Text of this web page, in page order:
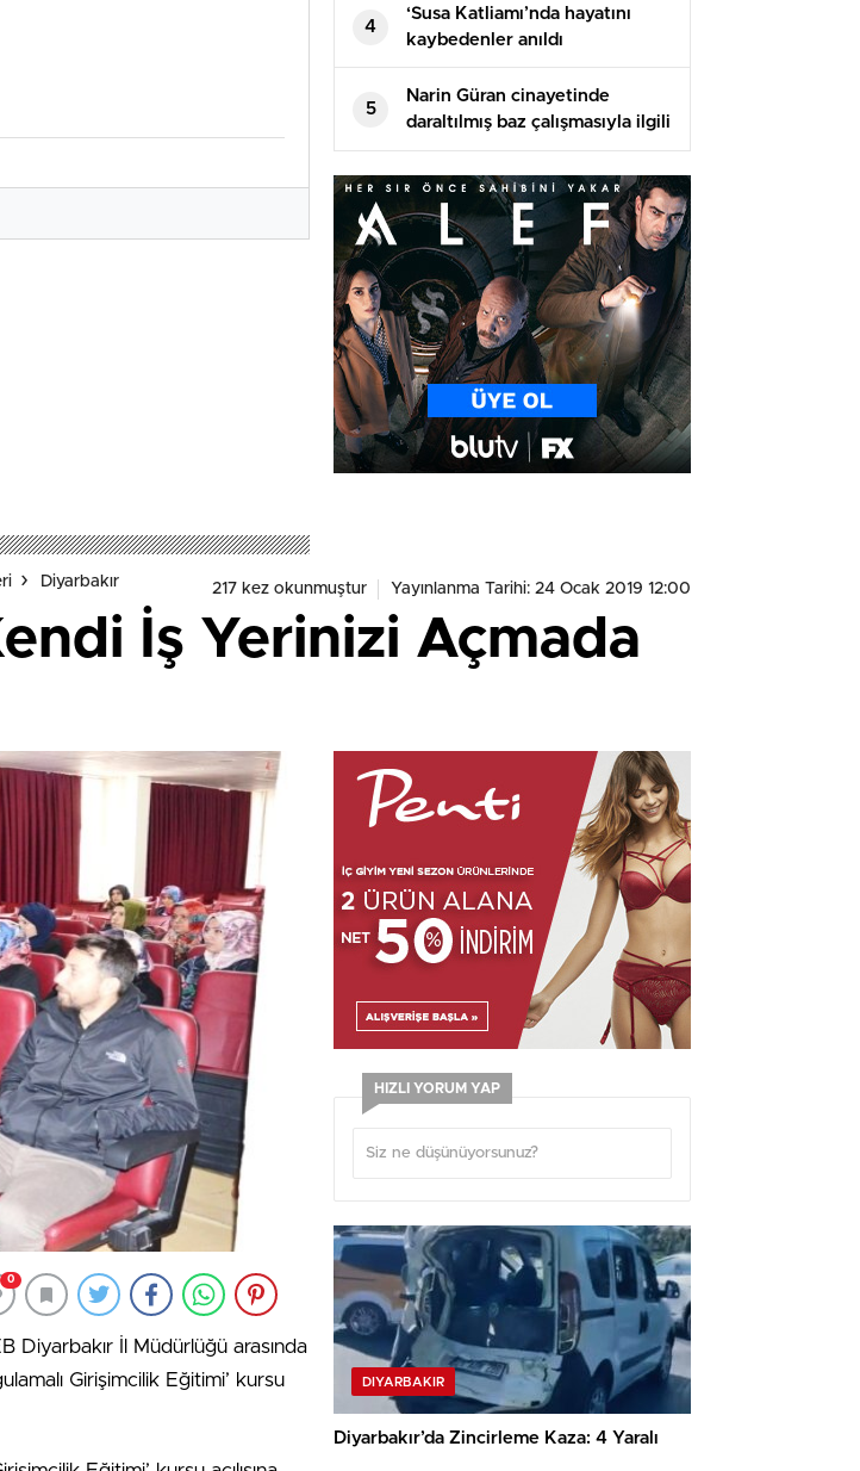
Meydanı olacak mı?’
4
‘Susa Katliamı’nda hayatını
kaybedenler anıldı
5
Narin Güran cinayetinde
daraltılmış baz çalışmasıyla ilgili
istenen ek rapor tamamlandı: 2
metre ve 1 dakika yanılma
olabilir
Diyarbakır 217 kez okunmuştur Yayınlanma Tarihi: 24 Ocak 2019 12:00
İş Yerinizi Açmada
0
Diyarbakır İl Müdürlüğü arasında
Girişimcilik Eğitimi’ kursu
HIZLI YORUM YAP
DIYARBAKIR
Diyarbakır’da Zincirleme Kaza: 4 Yaralı